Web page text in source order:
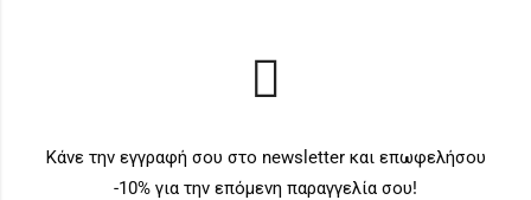
Κάνε την εγγραφή σου στο newsletter και επωφελήσου
-10% για την επόμενη παραγγελία σου!